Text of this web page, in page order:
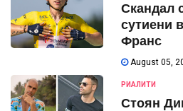
Скандал
сутиени
Франс
August 05,
РИАЛИТИ
Стоян